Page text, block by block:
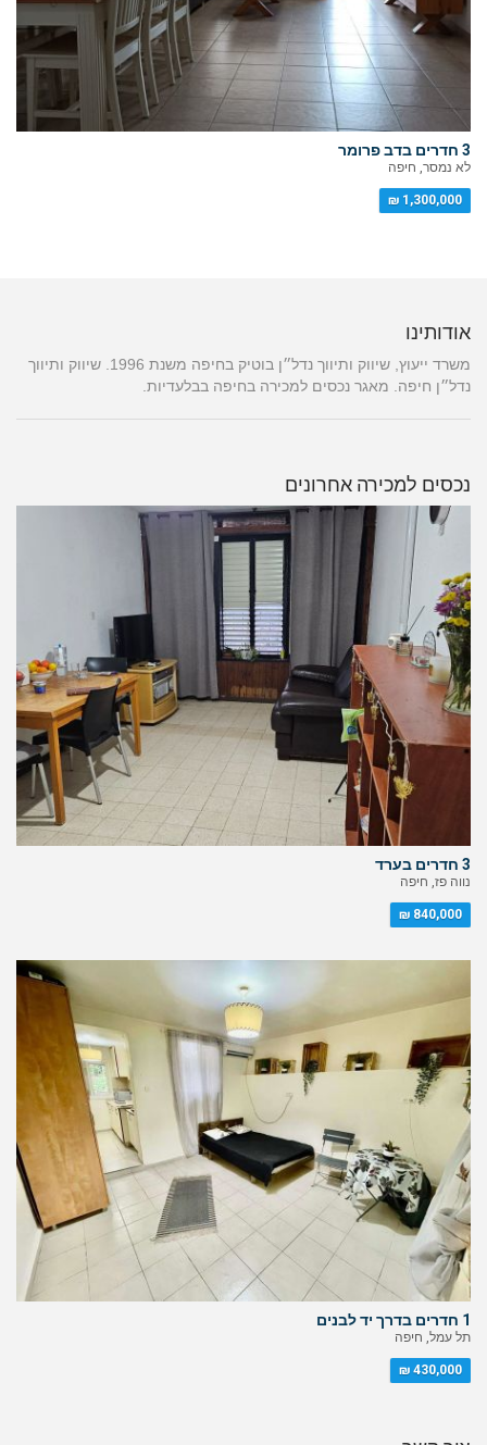
3 חדרים בדב פרומר
לא נמסר, חיפה
1,300,000 ₪
אודותינו
משרד ייעוץ, שיווק ותיווך נדל״ן בוטיק בחיפה משנת 1996. שיווק ותיווך
נדל״ן חיפה. מאגר נכסים למכירה בחיפה בבלעדיות.
נכסים למכירה אחרונים
3 חדרים בערד
נווה פז, חיפה
840,000 ₪
1 חדרים בדרך יד לבנים
תל עמל, חיפה
430,000 ₪